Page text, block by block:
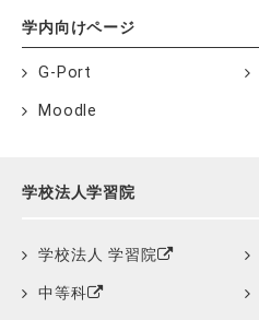
学内向けページ
G-Port
Moodle
学校法人学習院
学校法人 学習院
中等科